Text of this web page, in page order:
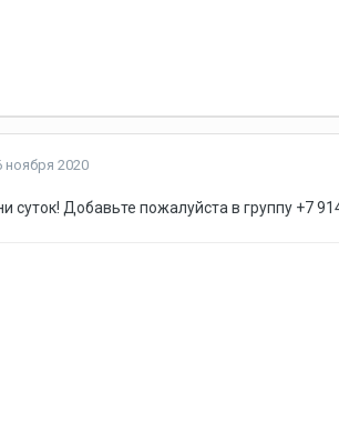
ноября 2020
суток! Добавьте пожалуйста в группу +7